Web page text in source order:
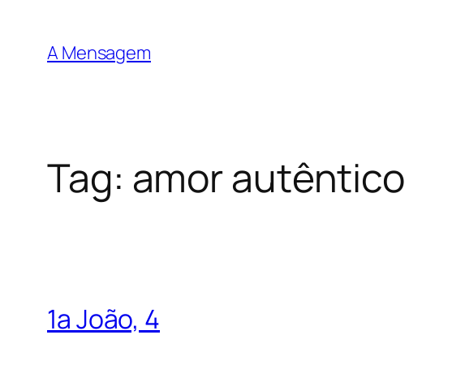
A Mensagem
Tag: amor autêntico
1a João, 4